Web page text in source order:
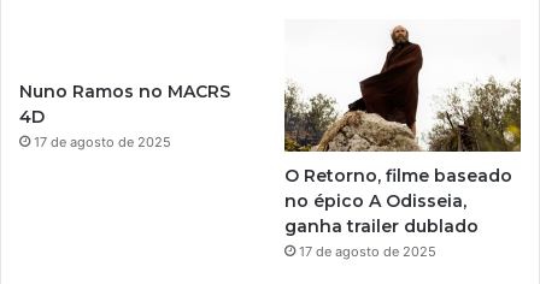
Nuno Ramos no MACRS
4D
17 de agosto de 2025
O Retorno, filme baseado
no épico A Odisseia,
ganha trailer dublado
17 de agosto de 2025